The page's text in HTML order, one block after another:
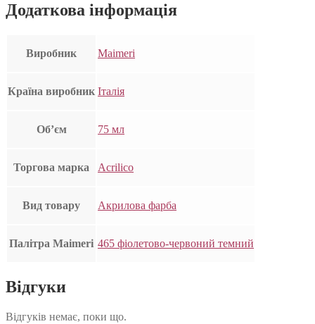
Додаткова інформація
Виробник Maimeri
Країна виробник Італія
Об’єм 75 мл
Торгова марка Acrilico
Вид товару Акрилова фарба
Палітра Maimeri 465 фіолетово-червоний темний
Відгуки
Відгуків немає, поки що.